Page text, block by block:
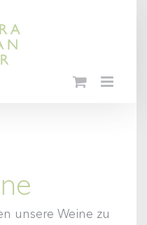
unsere Weine zu